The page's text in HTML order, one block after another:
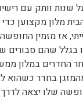
שנות וותק עם
מלון מקצוען
אז מזמין
שהם סבורים
החדרים במלון
בחדר כשהוא
שלו יצאה לדרך